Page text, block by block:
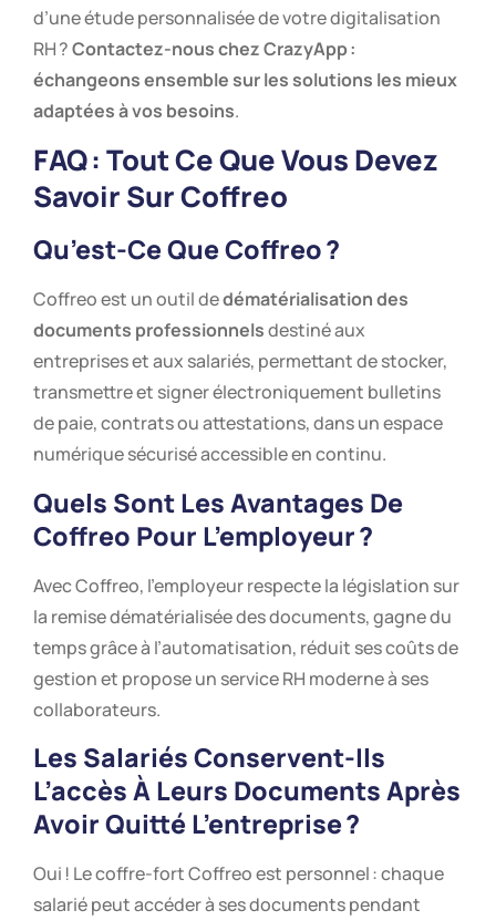
d’une étude personnalisée de votre digitalisation
RH ?Contactez-nous chez CrazyApp :
échangeons ensemble sur les solutions les mieux
adaptées à vos besoins.
FAQ : Tout Ce Que Vous Devez
Savoir Sur Coffreo
Qu’est-Ce Que Coffreo ?
Coffreo est un outil dedématérialisation des
documents professionnelsdestiné aux
entreprises et aux salariés, permettant de stocker,
transmettre et signer électroniquement bulletins
de paie, contrats ou attestations, dans un espace
numérique sécurisé accessible en continu.
Quels Sont Les Avantages De
Coffreo Pour L’employeur ?
Avec Coffreo, l’employeur respecte la législation sur
la remise dématérialisée des documents, gagne du
temps grâce à l’automatisation, réduit ses coûts de
gestion et propose un service RH moderne à ses
collaborateurs.
Les Salariés Conservent-Ils
L’accès À Leurs Documents Après
Avoir Quitté L’entreprise ?
Oui ! Le coffre-fort Coffreo est personnel : chaque
salarié peut accéder à ses documents pendant